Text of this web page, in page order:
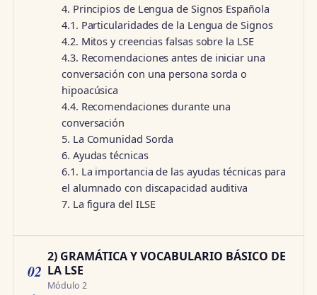
4. Principios de Lengua de Signos Española
4.1. Particularidades de la Lengua de Signos
4.2. Mitos y creencias falsas sobre la LSE
4.3. Recomendaciones antes de iniciar una
conversación con una persona sorda o
hipoacúsica
4.4. Recomendaciones durante una
conversación
5. La Comunidad Sorda
6. Ayudas técnicas
6.1. La importancia de las ayudas técnicas para
el alumnado con discapacidad auditiva
7. La figura del ILSE
02
2) GRAMÁTICA Y VOCABULARIO BÁSICO DE
LA LSE
Módulo 2